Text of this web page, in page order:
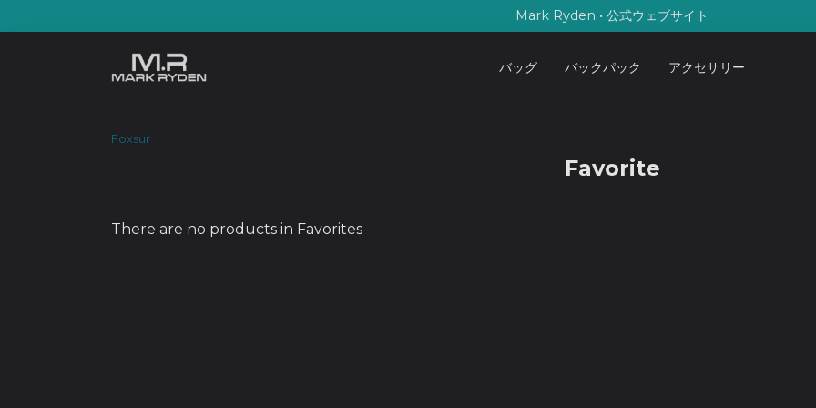
to
Mark Ryden • 公式ウェブサイト
バッグ バックパック アクセサリー
Foxsur
Favorite
There are no products in Favorites